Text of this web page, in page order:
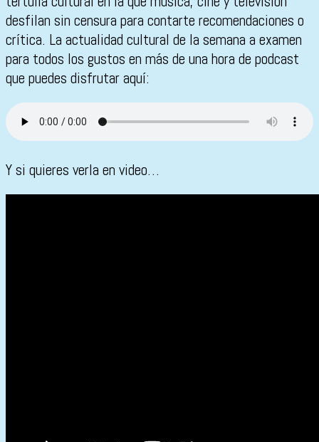
desfilan sin censura para contarte recomendaciones o
crítica. La actualidad cultural de la semana a examen
para todos los gustos en más de una hora de podcast
que puedes disfrutar aquí:
Y si quieres verla en video…